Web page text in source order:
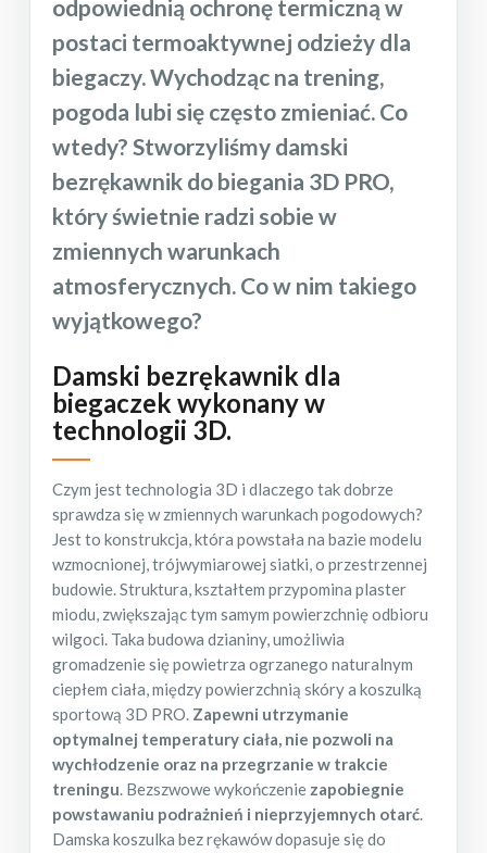
odpowiednią ochronę termiczną w
postaci termoaktywnej odzieży dla
biegaczy. Wychodząc na trening,
pogoda lubi się często zmieniać. Co
wtedy? Stworzyliśmy damski
bezrękawnik do biegania 3D PRO,
który świetnie radzi sobie w
zmiennych warunkach
atmosferycznych. Co w nim takiego
wyjątkowego?
Damski bezrękawnik dla
biegaczek wykonany w
technologii 3D.
Czym jest technologia 3D i dlaczego tak dobrze
sprawdza się w zmiennych warunkach pogodowych?
Jest to konstrukcja, która powstała na bazie modelu
wzmocnionej, trójwymiarowej siatki, o przestrzennej
budowie. Struktura, kształtem przypomina plaster
miodu, zwiększając tym samym powierzchnię odbioru
wilgoci. Taka budowa dzianiny, umożliwia
gromadzenie się powietrza ogrzanego naturalnym
ciepłem ciała, między powierzchnią skóry a koszulką
sportową 3D PRO. Zapewni utrzymanie
optymalnej temperatury ciała, nie pozwoli na
wychłodzenie oraz na przegrzanie w trakcie
treningu. Bezszwowe wykończenie zapobiegnie
powstawaniu podrażnień i nieprzyjemnych otarć.
Damska koszulka bez rękawów dopasuje się do